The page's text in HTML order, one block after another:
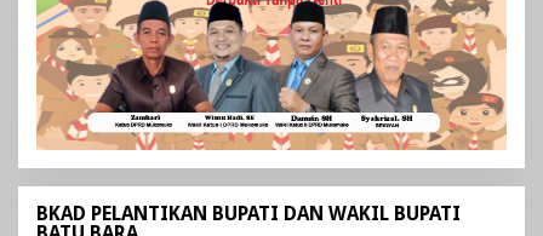
BKAD PELANTIKAN BUPATI DAN WAKIL BUPATI